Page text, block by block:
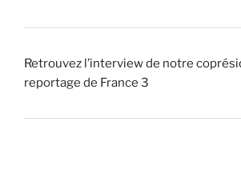
Retrouvez l’interview de notre
reportage de France 3